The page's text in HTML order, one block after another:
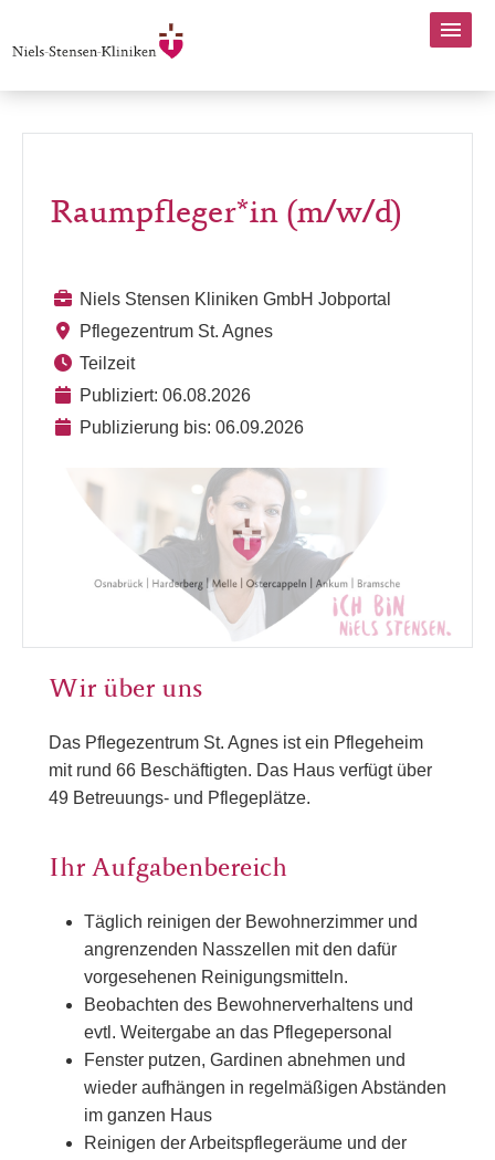
Raumpfleger*in (m/w/d)
Niels Stensen Kliniken GmbH Jobportal
Pflegezentrum St. Agnes
Teilzeit
Publiziert: 06.08.2026
Publizierung bis: 06.09.2026
Wir über uns
Das Pflegezentrum St. Agnes ist ein Pflegeheim
mit rund 66 Beschäftigten. Das Haus verfügt über
49 Betreuungs- und Pflegeplätze.
Ihr Aufgabenbereich
Täglich reinigen der Bewohnerzimmer und
angrenzenden Nasszellen mit den dafür
vorgesehenen Reinigungsmitteln.
Beobachten des Bewohnerverhaltens und
evtl. Weitergabe an das Pflegepersonal
Fenster putzen, Gardinen abnehmen und
wieder aufhängen in regelmäßigen Abständen
im ganzen Haus
Reinigen der Arbeitspflegeräume und der